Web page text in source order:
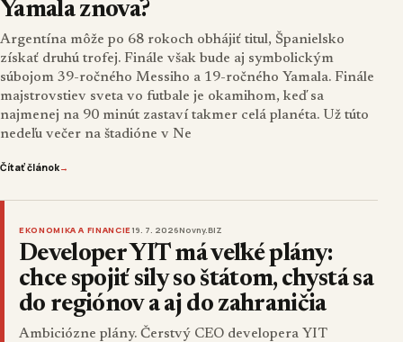
Yamala znova?
Argentína môže po 68 rokoch obhájiť titul, Španielsko
získať druhú trofej. Finále však bude aj symbolickým
súbojom 39-ročného Messiho a 19-ročného Yamala. Finále
majstrovstiev sveta vo futbale je okamihom, keď sa
najmenej na 90 minút zastaví takmer celá planéta. Už túto
nedeľu večer na štadióne v Ne
Čítať článok→
EKONOMIKA A FINANCIE19. 7. 2026Novny.BIZ
Developer YIT má veľké plány:
chce spojiť sily so štátom, chystá sa
do regiónov a aj do zahraničia
Ambiciózne plány. Čerstvý CEO developera YIT